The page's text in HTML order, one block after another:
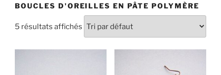
BOUCLES D'OREILLES EN PÂTE POLYMÈRE
5 résultats affichés